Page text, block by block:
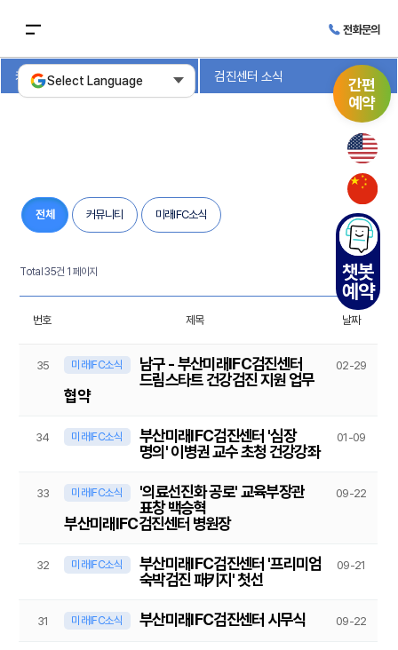
Select Language
챗봇
예약
전화문의
간편
예약
커뮤니티 검진센터 소식
전체 커뮤니티 미래IFC소식
Total 35건 1 페이지
번호 제목 날짜
35 미래IFC소식
남구 - 부산미래IFC검진센터
드림스타트 건강검진 지원 업무
협약
02-29
34 미래IFC소식
부산미래IFC검진센터 '심장
명의' 이병권 교수 초청 건강강좌
01-09
33 미래IFC소식
'의료선진화 공로' 교육부장관
표창 백승혁
부산미래IFC검진센터 병원장
09-22
32 미래IFC소식
부산미래IFC검진센터 '프리미엄
숙박검진 패키지' 첫선
09-21
31 미래IFC소식 부산미래IFC검진센터 시무식 09-22